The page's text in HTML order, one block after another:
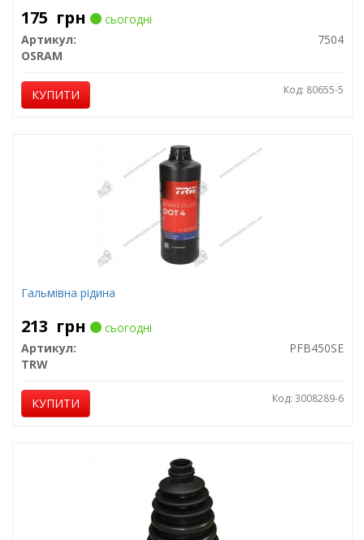
175 грн
сьогодні
Артикул:
7504
OSRAM
КУПИТИ Код: 80655-5
Гальмівна рідина
213 грн
сьогодні
Артикул:
PFB450SE
TRW
КУПИТИ Код: 3008289-6